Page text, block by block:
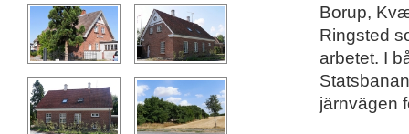
Borup,
Ringsted
arbetet. I
järnvägen